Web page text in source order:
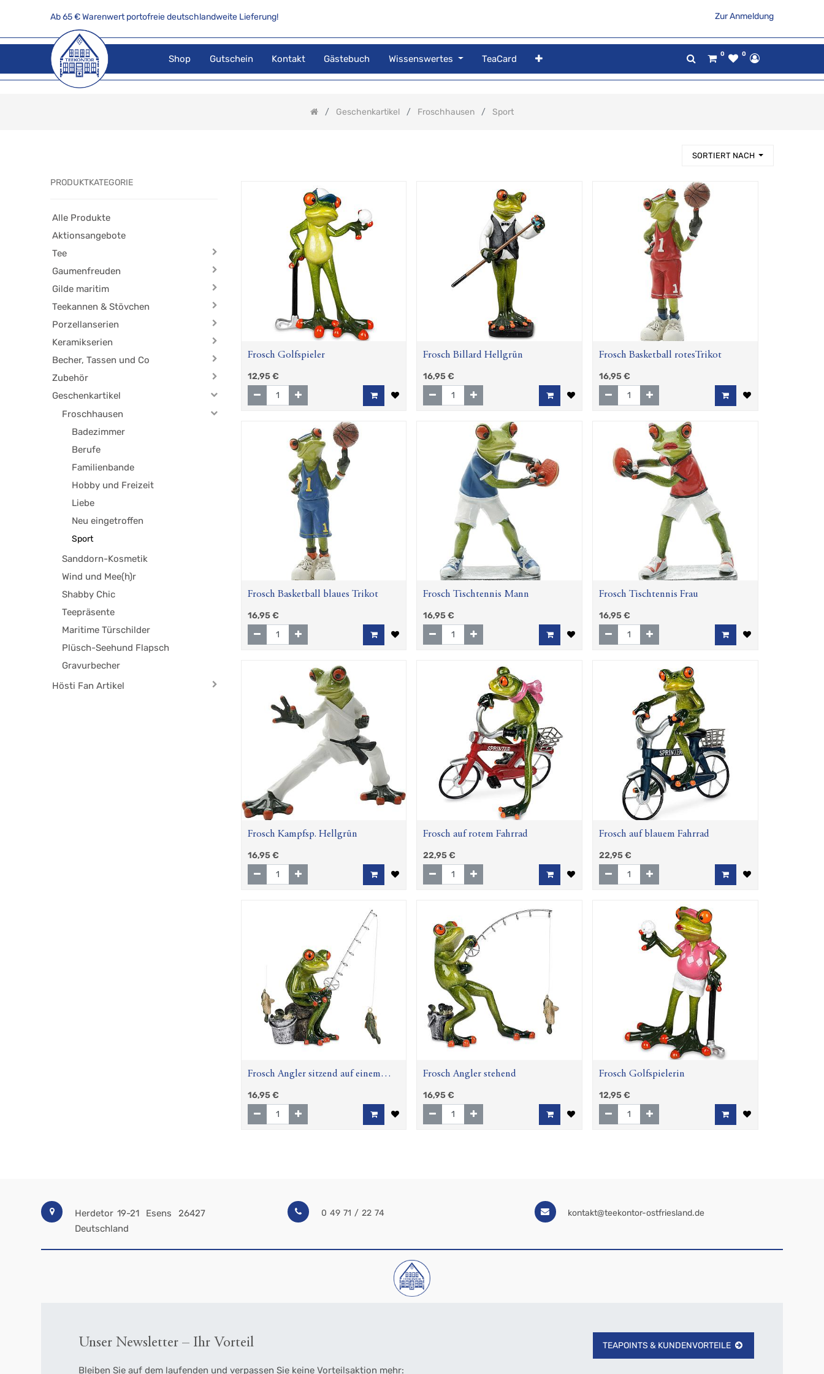
Ab 65 € Warenwert portofreie deutschlandweite Lieferung! Zur Anmeldung
Shop Gutschein Kontakt Gästebuch Wissenswertes TeaCard 0 0
Geschenkartikel Froschhausen Sport
SORTIERT NACH
PRODUKTKATEGORIE
Alle Produkte
Aktionsangebote
Tee
Gaumenfreuden
Gilde maritim
Teekannen & Stövchen
Porzellanserien
Keramikserien
Becher, Tassen und Co
Zubehör
Geschenkartikel
Froschhausen
Badezimmer
Berufe
Familienbande
Hobby und Freizeit
Liebe
Neu eingetroffen
Sport
Sanddorn-Kosmetik
Wind und Mee(h)r
Shabby Chic
Teepräsente
Maritime Türschilder
Plüsch-Seehund Flapsch
Gravurbecher
Hösti Fan Artikel
Frosch Golfspieler
12,95€
Frosch Billard Hellgrün
16,95€
Frosch Basketball rotesTrikot
16,95€
Frosch Basketball blaues Trikot
16,95€
Frosch Tischtennis Mann
16,95€
Frosch Tischtennis Frau
16,95€
Frosch Kampfsp. Hellgrün
16,95€
Frosch auf rotem Fahrrad
22,95€
Frosch auf blauem Fahrrad
22,95€
Frosch Angler sitzend auf einem
Poller
16,95€
Frosch Angler stehend
16,95€
Frosch Golfspielerin
12,95€
Herdetor 19-21 Esens
26427
Deutschland
0 49 71 / 22 74 kontakt@teekontor-ostfriesland.de
Unser Newsletter – Ihr Vorteil
Bleiben Sie auf dem laufenden und verpassen Sie keine Vorteilsaktion mehr:
TEAPOINTS & KUNDENVORTEILE